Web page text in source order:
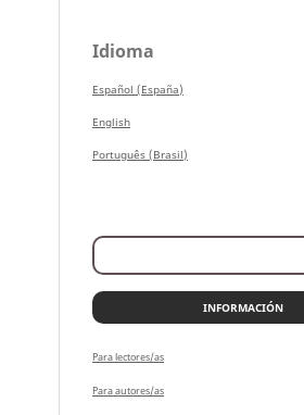
Idioma
Español (España)
English
Português (Brasil)
INFORMACIÓN
Para lectores/as
Para autores/as